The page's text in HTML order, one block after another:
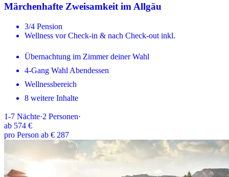
Märchenhafte Zweisamkeit im Allgäu
3/4 Pension
Wellness vor Check-in & nach Check-out inkl.
Übernachtung im Zimmer deiner Wahl
4-Gang Wahl Abendessen
Wellnessbereich
8 weitere Inhalte
1-7 Nächte·2 Personen·
ab 574 €
pro Person ab € 287